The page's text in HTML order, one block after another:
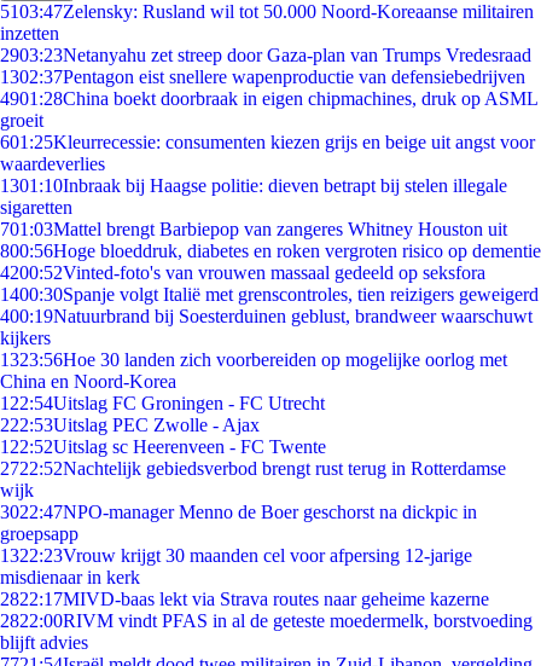
5103:47Zelensky: Rusland wil tot 50.000 Noord-Koreaanse militairen
inzetten
2903:23Netanyahu zet streep door Gaza-plan van Trumps Vredesraad
1302:37Pentagon eist snellere wapenproductie van defensiebedrijven
4901:28China boekt doorbraak in eigen chipmachines, druk op ASML
groeit
601:25Kleurrecessie: consumenten kiezen grijs en beige uit angst voor
waardeverlies
1301:10Inbraak bij Haagse politie: dieven betrapt bij stelen illegale
sigaretten
701:03Mattel brengt Barbiepop van zangeres Whitney Houston uit
800:56Hoge bloeddruk, diabetes en roken vergroten risico op dementie
4200:52Vinted-foto's van vrouwen massaal gedeeld op seksfora
1400:30Spanje volgt Italië met grenscontroles, tien reizigers geweigerd
400:19Natuurbrand bij Soesterduinen geblust, brandweer waarschuwt
kijkers
1323:56Hoe 30 landen zich voorbereiden op mogelijke oorlog met
China en Noord-Korea
1 22:54Uitslag FC Groningen - FC Utrecht
222:53Uitslag PEC Zwolle - Ajax
1 22:52Uitslag sc Heerenveen - FC Twente
2722:52Nachtelijk gebiedsverbod brengt rust terug in Rotterdamse
wijk
3022:47NPO-manager Menno de Boer geschorst na dickpic in
groepsapp
1322:23Vrouw krijgt 30 maanden cel voor afpersing 12-jarige
misdienaar in kerk
2822:17MIVD-baas lekt via Strava routes naar geheime kazerne
2822:00RIVM vindt PFAS in al de geteste moedermelk, borstvoeding
blijft advies